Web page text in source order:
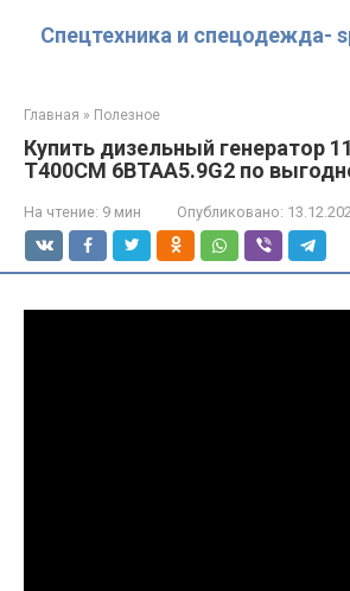
Спецтехника и спецодежда-
Главная » Полезное
Купить дизельный генератор
T400CM 6BTAA5.9G2 по
На чтение: 9 мин Опубликовано: